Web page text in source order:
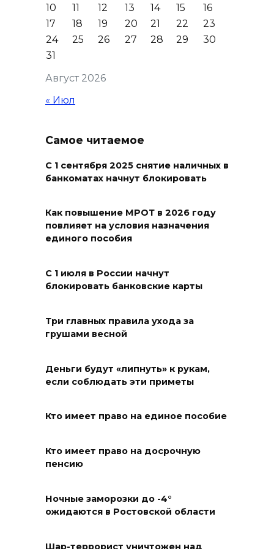
Вся акватория в цветах:
вблизи донской набережной
распустились кувшинки
06 августа 2026 20:56
06 августа 2026 20:11
В Ворошиловском районе
Ростова произошло
06 августа 2026 19:33
Ростовской области
зарегистрировали новые
06 августа 2026 19:30
донских строителей с
профессиональным
награды
Осторожно! Падение
06 августа 2026 18:30
Август 2026
10 11 12 13 14 15
16
17
18 19 20 21 22
23
24
25 26 27 28 29
30
31
« Июл
Самое читаемое
С 1 сентября 2025 снятие наличных в
банкоматах начнут блокировать
Как повышение МРОТ в 2026 году
повлияет на условия назначения
единого пособия
С 1 июля в России начнут
блокировать банковские карты
Три главных правила ухода за
грушами весной
Деньги будут «липнуть» к рукам,
если соблюдать эти приметы
Кто имеет право на единое пособие
Кто имеет право на досрочную
пенсию
Ночные заморозки до -4°
ожидаются в Ростовской области
Шар-террорист уничтожен над